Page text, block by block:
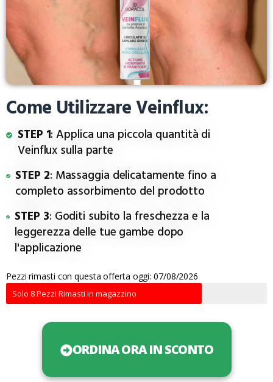
Come Utilizzare Veinflux:
STEP 1: Applica una piccola quantità di
Veinflux sulla parte
STEP 2: Massaggia delicatamente fino a
completo assorbimento del prodotto
STEP 3: Goditi subito la freschezza e la
leggerezza delle tue gambe dopo
l'applicazione
Pezzi rimasti con questa offerta oggi: 07/08/2026
Solo 8 Pezzi Rimasti in magazzino
ORDINA ORA IN SCONTO